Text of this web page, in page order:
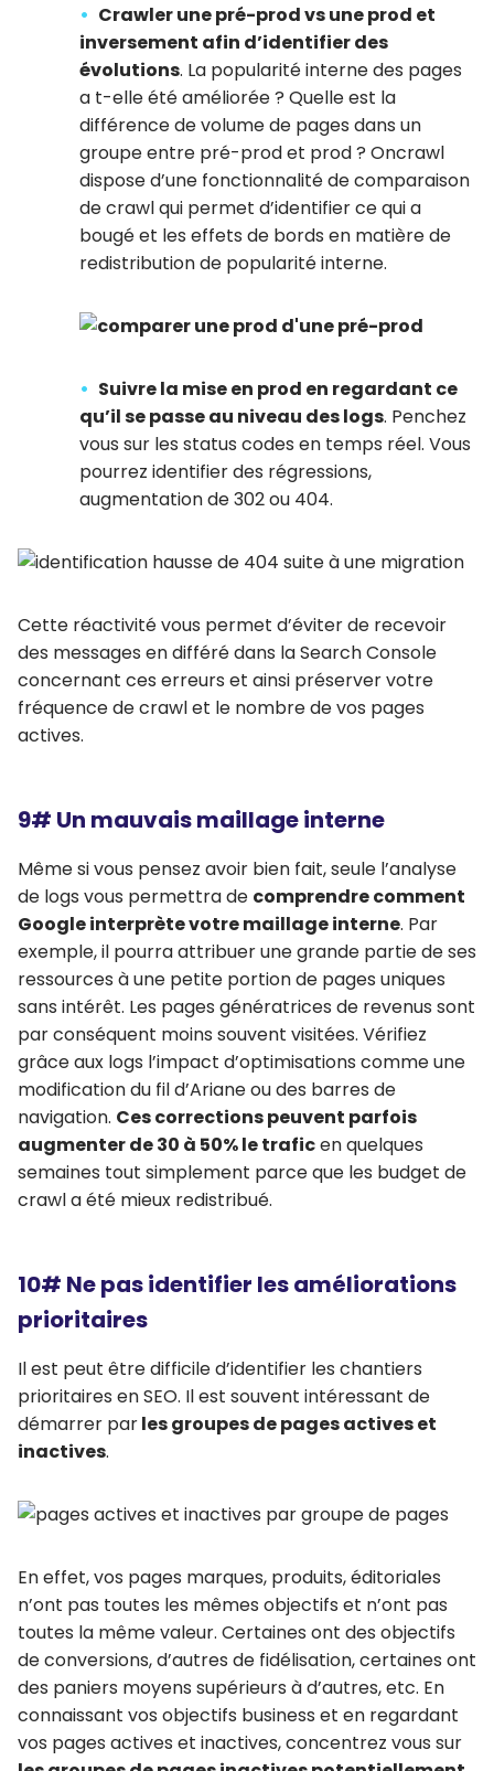
Crawler une pré-prod vs une prod et
inversement afin d’identifier des
évolutions. La popularité interne des pages
a t-elle été améliorée ? Quelle est la
différence de volume de pages dans un
groupe entre pré-prod et prod ? Oncrawl
dispose d’une fonctionnalité de comparaison
de crawl qui permet d’identifier ce qui a
bougé et les effets de bords en matière de
redistribution de popularité interne.
Suivre la mise en prod en regardant ce
qu’il se passe au niveau des logs. Penchez
vous sur les status codes en temps réel. Vous
pourrez identifier des régressions,
augmentation de 302 ou 404.
Cette réactivité vous permet d’éviter de recevoir
des messages en différé dans la Search Console
concernant ces erreurs et ainsi préserver votre
fréquence de crawl et le nombre de vos pages
actives.
9# Un mauvais maillage interne
Même si vous pensez avoir bien fait, seule l’analyse
de logs vous permettra de comprendre comment
Google interprète votre maillage interne. Par
exemple, il pourra attribuer une grande partie de ses
ressources à une petite portion de pages uniques
sans intérêt. Les pages génératrices de revenus sont
par conséquent moins souvent visitées. Vérifiez
grâce aux logs l’impact d’optimisations comme une
modification du fil d’Ariane ou des barres de
navigation. Ces corrections peuvent parfois
augmenter de 30 à 50% le traficen quelques
semaines tout simplement parce que les budget de
crawl a été mieux redistribué.
10# Ne pas identifier les améliorations
prioritaires
Il est peut être difficile d’identifier les chantiers
prioritaires en SEO. Il est souvent intéressant de
démarrer parles groupes de pages actives et
inactives.
En effet, vos pages marques, produits, éditoriales
n’ont pas toutes les mêmes objectifs et n’ont pas
toutes la même valeur. Certaines ont des objectifs
de conversions, d’autres de fidélisation, certaines ont
des paniers moyens supérieurs à d’autres, etc. En
connaissant vos objectifs business et en regardant
vos pages actives et inactives, concentrez vous sur